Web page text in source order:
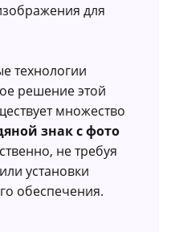
для
технологии
решение этой
множество
знак с фото
не требуя
установки
обеспечения.